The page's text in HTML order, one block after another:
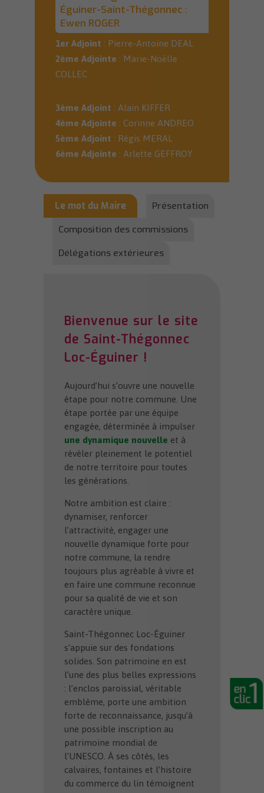
Éguiner-Saint-Thégonnec :
Ewen ROGER
1er Adjoint : Pierre-Antoine DEAL
2ème Adjointe : Marie-Noëlle
COLLEC
3ème Adjoint : Alain KIFFER
4ème Adjointe : Corinne ANDREO
5ème Adjoint : Régis MERAL
6ème Adjointe : Arlette GEFFROY
Le mot du Maire
Présentation
Composition des commissions
Délégations extérieures
Bienvenue sur le site
de Saint-Thégonnec
Loc-Éguiner !
Aujourd’hui s’ouvre une nouvelle
étape pour notre commune. Une
étape portée par une équipe
engagée, déterminée à impulser
une dynamique nouvelle et à
révéler pleinement le potentiel
de notre territoire pour toutes
les générations.
Notre ambition est claire :
dynamiser, renforcer
l’attractivité, engager une
nouvelle dynamique forte pour
notre commune, la rendre
toujours plus agréable à vivre et
en faire une commune reconnue
pour sa qualité de vie et son
caractère unique.
Saint-Thégonnec Loc-Éguiner
s’appuie sur des fondations
solides. Son patrimoine en est
l’une des plus belles expressions
: l’enclos paroissial, véritable
emblème, porte une ambition
forte de reconnaissance, jusqu’à
une possible inscription au
patrimoine mondial de
l’UNESCO. À ses côtés, les
calvaires, fontaines et l’histoire
du commerce du lin témoignent